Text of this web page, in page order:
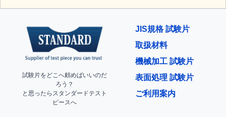
試験片をどこへ頼めばいいのだ
ろう？
と思ったらスタンダードテスト
ピースへ
JIS規格 試験片
取扱材料
機械加工 試験片
表面処理 試験片
ご利用案内